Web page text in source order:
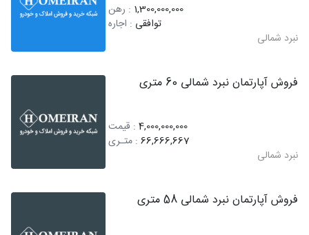
1,300,000,000 : رهن
توافقی : اجاره
نبرد شمالی
فروش آپارتمان نبرد شمالی 60 متری
4,000,000,000 : قیمت
66,666,667 : متـری
نبرد شمالی
فروش آپارتمان نبرد شمالی 58 متری